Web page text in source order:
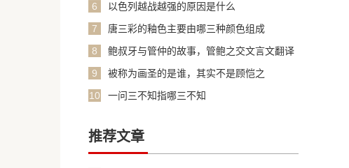
6
以色列越战越强的原因是什么
7
唐三彩的釉色主要由哪三种颜色组成
8
鲍叔牙与管仲的故事，管鲍之交文言文翻译
9
被称为画圣的是谁，其实不是顾恺之
10
一问三不知指哪三不知
推荐文章